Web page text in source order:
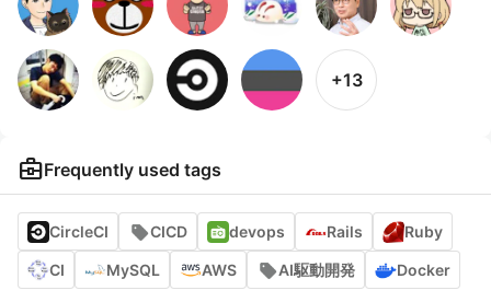
+13
business_centerFrequently used tags
CircleCI CICD devops Rails Ruby
CI MySQL AWS AI駆動開発 Docker